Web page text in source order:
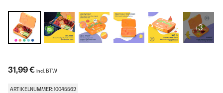
+3
31,99 € incl. BTW
ARTIKELNUMMER: 10045562